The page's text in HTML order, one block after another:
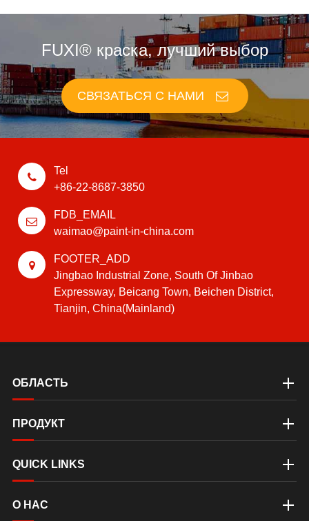
FUXI® краска, лучший выбор
СВЯЗАТЬСЯ С НАМИ
Tel
+86-22-8687-3850
FDB_EMAIL
waimao@paint-in-china.com
FOOTER_ADD
Jingbao Industrial Zone, South Of Jinbao
Expressway, Beicang Town, Beichen District,
Tianjin, China(Mainland)
ОБЛАСТЬ
ПРОДУКТ
QUICK LINKS
О НАС